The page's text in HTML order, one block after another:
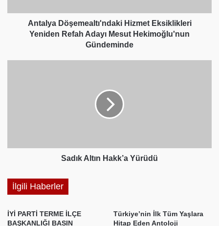
Hekimoğlu'nun
Gündeminde
Antalya Döşemealtı'ndaki Hizmet Eksiklikleri
Yeniden Refah Adayı Mesut Hekimoğlu'nun
Gündeminde
Sadık Altın Hakk’a Yürüdü
İlgili Haberler
İYİ PARTİ TERME İLÇE
BAŞKANLIĞI BASIN
Türkiye’nin İlk Tüm Yaşlara
Hitap Eden Antoloji